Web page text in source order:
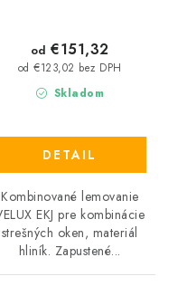
Skladom
od €123,02 bez DPH
od €151,32
DETAIL
Kombinované lemovanie
EKJ pre kombinácie
strešných oken, materiál
hliník. Zapustené...